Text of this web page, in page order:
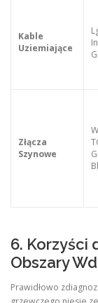
Kable
Uziemiające
Złącza
Szynowe
6. Korzyści
Obszary
Prawidłowo